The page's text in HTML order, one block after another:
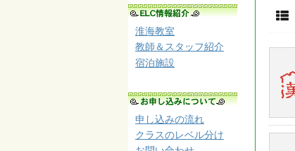
淮海教室
教師＆スタッフ紹介
宿泊施設
申し込みの流れ
クラスのレベル分け